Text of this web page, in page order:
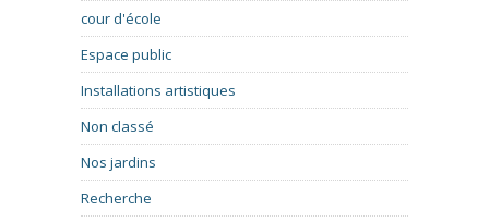
cour d'école
Espace public
Installations artistiques
Non classé
Nos jardins
Recherche